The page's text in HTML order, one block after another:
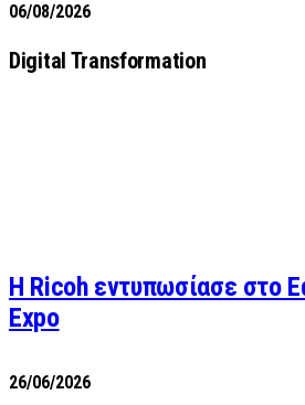
06/08/2026
Digital Transformation
Η Ricoh εντυπωσίασε στο
Expo
26/06/2026